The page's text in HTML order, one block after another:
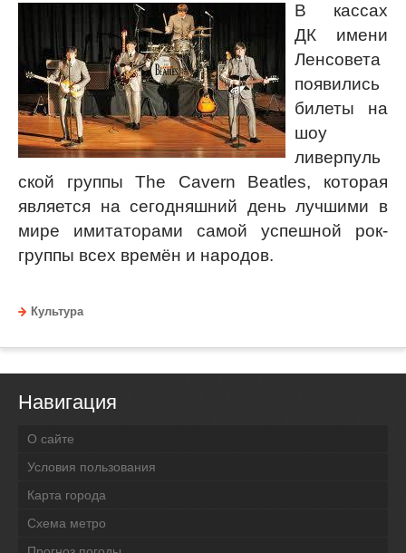
В кассах
ДК имени
Ленсовета
появились
билеты на
шоу
ливерпуль
ской группы The Cavern Beatles, которая
является на сегодняшний день лучшими в
мире имитаторами самой успешной рок-
группы всех времён и народов.
Культура
Навигация
О сайте
Условия пользования
Карта города
Схема метро